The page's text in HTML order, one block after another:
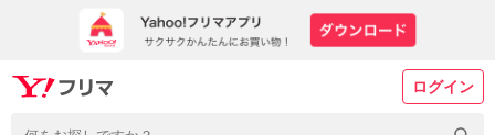
ログイン